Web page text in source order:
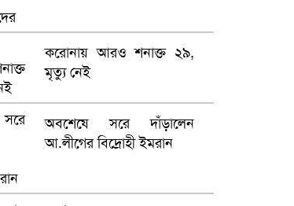
করোনায় আরও শনাক্ত ২৯,
মৃত্যু নেই
অবশেষে সরে দাঁড়ালেন
আ.লীগের বিদ্রোহী ইমরান